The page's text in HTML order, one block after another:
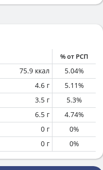
% от РСП
75.9 ккал 5.04%
4.6 г 5.11%
3.5 г 5.3%
6.5 г 4.74%
0 г 0%
0 г 0%